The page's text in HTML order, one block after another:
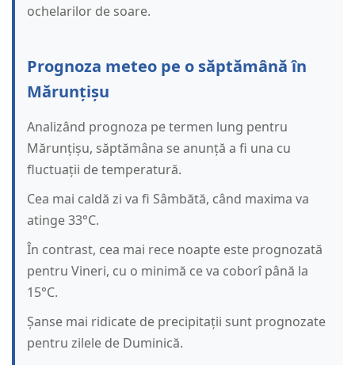
ochelarilor de soare.
Prognoza meteo pe o săptămână în
Mărunțișu
Analizând prognoza pe termen lung pentru
Mărunțișu, săptămâna se anunță a fi una cu
fluctuații de temperatură.
Cea mai caldă zi va fi Sâmbătă, când maxima va
atinge 33°C.
În contrast, cea mai rece noapte este prognozată
pentru Vineri, cu o minimă ce va coborî până la
15°C.
Șanse mai ridicate de precipitații sunt prognozate
pentru zilele de Duminică.